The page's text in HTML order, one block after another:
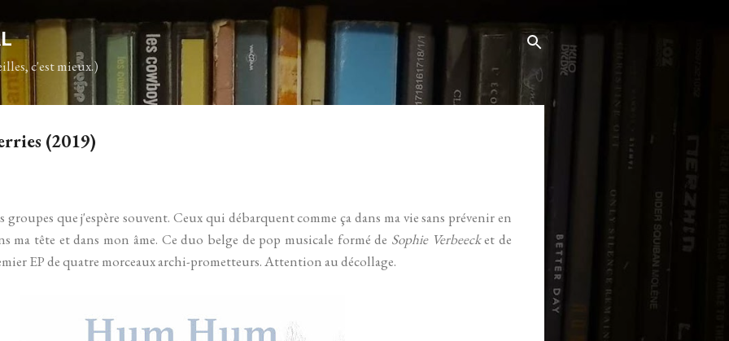
Accéder au contenu principal
c'est mieux.)
(2019)
que j'espère souvent. Ceux qui débarquent comme ça dans ma vie sans prévenir en
ma tête et dans mon âme. Ce duo belge de pop musicale formé de Sophie Verbeecket de
EP de quatre morceaux archi-prometteurs. Attention au décollage.